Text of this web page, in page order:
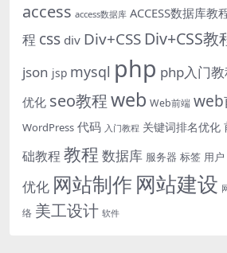
access access数据库 ACCESS数据库教
程 css div Div+CSS Div+CSS教
json jsp mysql php php入门
优化 seo教程web Web前端 web
WordPress 代码 入门教程 关键词排名优化
础教程教程 数据库 服务器 标签 用户
优化 网站制作 网站建设
络 美工设计 软件